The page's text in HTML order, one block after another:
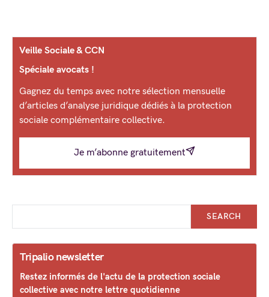
Veille Sociale & CCN
Spéciale avocats !
Gagnez du temps avec notre sélection mensuelle
d’articles d’analyse juridique dédiés à la protection
sociale complémentaire collective.
Je m’abonne gratuitement
SEARCH
Tripalio newsletter
Restez informés de l'actu de la protection sociale
collective avec notre lettre quotidienne